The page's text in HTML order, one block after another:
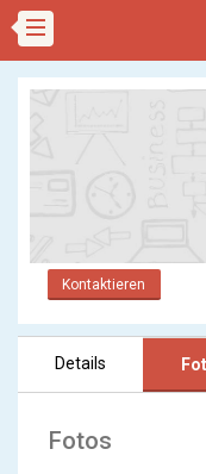
Kontaktieren
Details
Fotos